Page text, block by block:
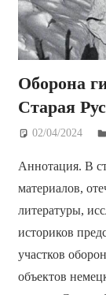
Оборона
Старая
02/04/2024
Аннотация. В
материалов,
литературы,
историков
участков
объектов